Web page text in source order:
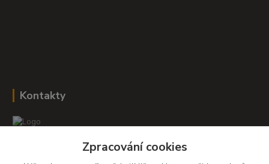
Kontakty
Zpracování cookies